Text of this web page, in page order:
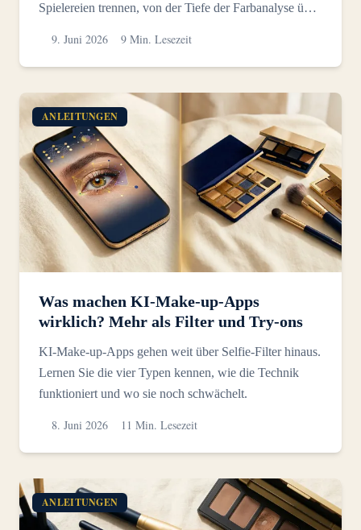
Spielereien trennen, von der Tiefe der Farbanalyse über
9. Juni 2026 9 Min. Lesezeit
ANLEITUNGEN
Was machen KI-Make-up-Apps
wirklich? Mehr als Filter und Try-ons
KI-Make-up-Apps gehen weit über Selfie-Filter hinaus.
Lernen Sie die vier Typen kennen, wie die Technik
funktioniert und wo sie noch schwächelt.
8. Juni 2026 11 Min. Lesezeit
ANLEITUNGEN